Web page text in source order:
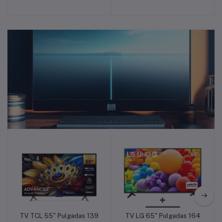
Añadir a la cesta
TV TCL 55" Pulgadas 139
Añadir a la cesta
TV LG 65" Pulgadas 164